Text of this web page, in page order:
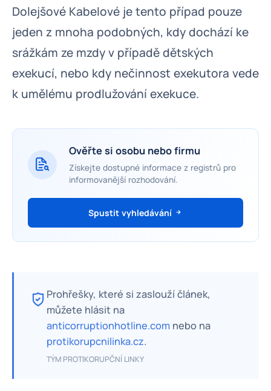
Dolejšové Kabelové je tento případ pouze
jeden z mnoha podobných, kdy dochází ke
srážkám ze mzdy v případě dětských
exekucí, nebo kdy nečinnost exekutora vede
k umělému prodlužování exekuce.
Ověřte si osobu nebo firmu
Získejte dostupné informace z registrů pro
informovanější rozhodování.
Spustit vyhledávání
Prohřešky, které si zaslouží článek,
můžete hlásit na
anticorruptionhotline.com nebo na
protikorupcnilinka.cz.
TÝM PROTIKORUPČNÍ LINKY